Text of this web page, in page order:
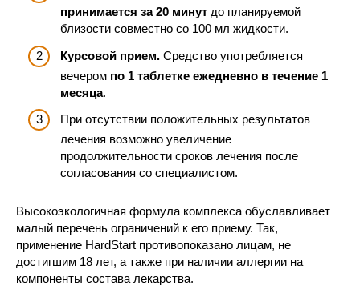
принимается за 20 минут до планируемой
близости совместно со 100 мл жидкости.
Курсовой прием. Средство употребляется
вечером по 1 таблетке ежедневно в течение 1
месяца.
При отсутствии положительных результатов
лечения возможно увеличение
продолжительности сроков лечения после
согласования со специалистом.
Высокоэкологичная формула комплекса обуславливает
малый перечень ограничений к его приему. Так,
применение HardStart противопоказано лицам, не
достигшим 18 лет, а также при наличии аллергии на
компоненты состава лекарства.